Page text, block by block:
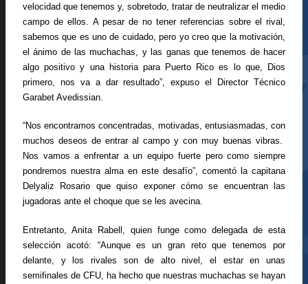
velocidad que tenemos y, sobretodo, tratar de neutralizar el medio
campo de ellos. A pesar de no tener referencias sobre el rival,
sabemos que es uno de cuidado, pero yo creo que la motivación,
el ánimo de las muchachas, y las ganas que tenemos de hacer
algo positivo y una historia para Puerto Rico es lo que, Dios
primero, nos va a dar resultado”, expuso el Director Técnico
Garabet Avedissian.
“Nos encontramos concentradas, motivadas, entusiasmadas, con
muchos deseos de entrar al campo y con muy buenas vibras.
Nos vamos a enfrentar a un equipo fuerte pero como siempre
pondremos nuestra alma en este desafío”, comentó la capitana
Delyaliz Rosario que quiso exponer cómo se encuentran las
jugadoras ante el choque que se les avecina.
Entretanto, Anita Rabell, quien funge como delegada de esta
selección acotó: “Aunque es un gran reto que tenemos por
delante, y los rivales son de alto nivel, el estar en unas
semifinales de CFU, ha hecho que nuestras muchachas se hayan